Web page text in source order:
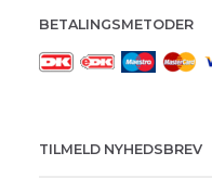
BETALINGSMETODER
TILMELD NYHEDSBREV